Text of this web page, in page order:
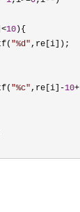
10
"%d"
"%c",re[i]-10+